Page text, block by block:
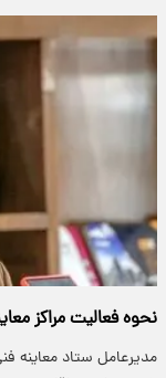
نحوه فعالیت مراکز
مدیرعامل ستاد معاینه